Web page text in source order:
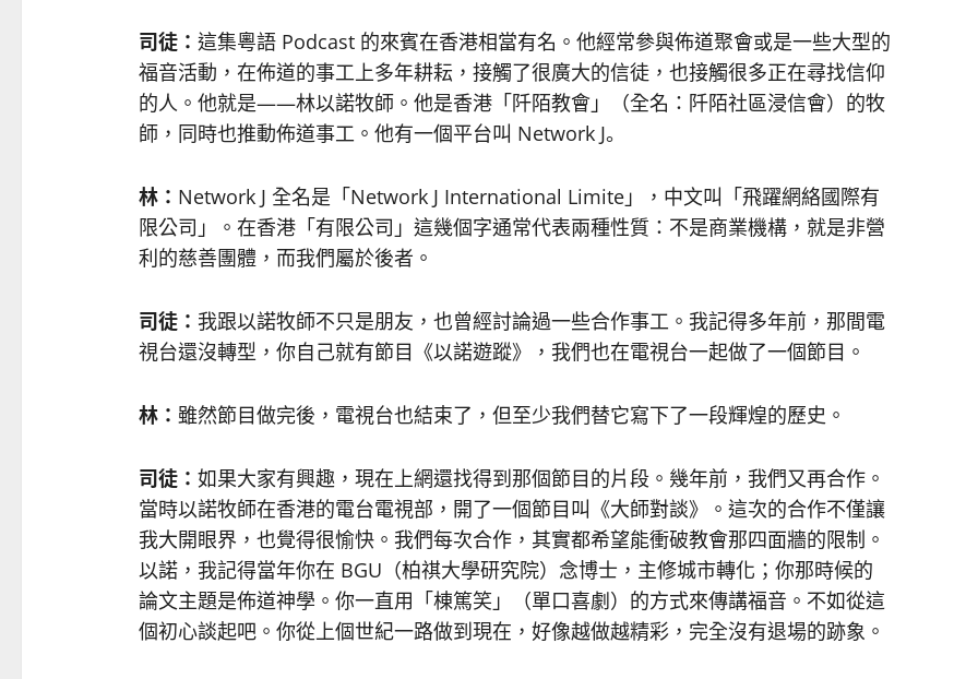
司徒： 這集粵語 Podcast 的來賓在香港相當有名。他經常參與佈道聚會或是一些大型的
福音活動，在佈道的事工上多年耕耘，接觸了很廣大的信徒，也接觸很多正在尋找信仰
的人。他就是——林以諾牧師。他是香港「阡陌教會」（全名：阡陌社區浸信會）的牧
師，同時也推動佈道事工。他有一個平台叫 Network J。
林： Network J 全名是「Network J International Limite」，中文叫「飛躍網絡國際有
限公司」。在香港「有限公司」這幾個字通常代表兩種性質：不是商業機構，就是非營
利的慈善團體，而我們屬於後者。
司徒： 我跟以諾牧師不只是朋友，也曾經討論過一些合作事工。我記得多年前，那間電
視台還沒轉型，你自己就有節目《以諾遊蹤》，我們也在電視台一起做了一個節目。
林： 雖然節目做完後，電視台也結束了，但至少我們替它寫下了一段輝煌的歷史。
司徒： 如果大家有興趣，現在上網還找得到那個節目的片段。幾年前，我們又再合作。
當時以諾牧師在香港的電台電視部，開了一個節目叫《大師對談》。這次的合作不僅讓
我大開眼界，也覺得很愉快。我們每次合作，其實都希望能衝破教會那四面牆的限制。
以諾，我記得當年你在 BGU（柏祺大學研究院）念博士，主修城市轉化；你那時候的
論文主題是佈道神學。你一直用「棟篤笑」（單口喜劇）的方式來傳講福音。不如從這
個初心談起吧。你從上個世紀一路做到現在，好像越做越精彩，完全沒有退場的跡象。